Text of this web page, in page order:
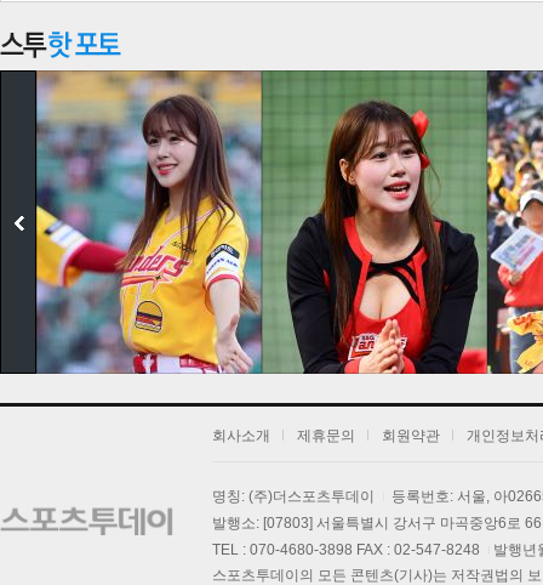
기
회사소개 제휴문의 회원약관 개인정보처
명칭: (주)더스포츠투데이
등록번호: 서울, 아
발행소: [07803] 서울특별시 강서구 마곡중앙6로
TEL : 070-4680-3898 FAX : 02-547-8248
발행년
스포츠투데이의 모든 콘텐츠(기사)는 저작권법의